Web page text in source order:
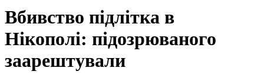
Вбивство підлітка в
Нікополі: підозрюваного
заарештували